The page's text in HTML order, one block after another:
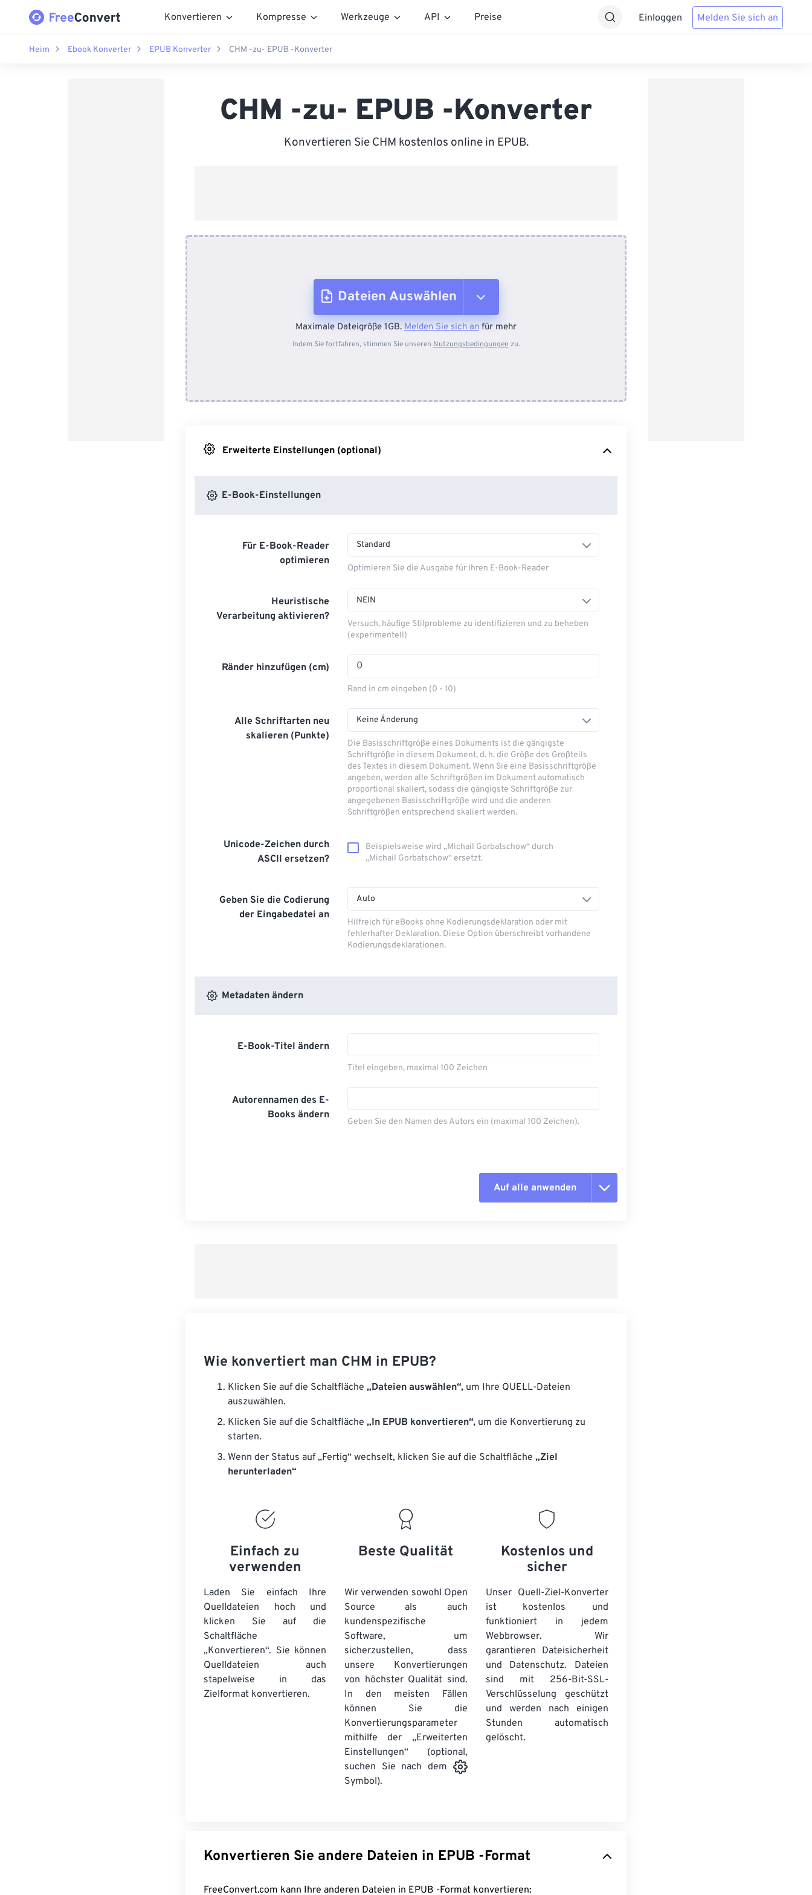
Konvertieren Kompresse Werkzeuge API Preise Einloggen Melden Sie sich an
Heim Ebook Konverter EPUB Konverter CHM -zu- EPUB -Konverter
CHM -zu- EPUB -Konverter
Konvertieren Sie CHM kostenlos online in EPUB.
Dateien Auswählen
Vom Gerät
Maximale Dateigröße 1GB. Melden Sie sich an für mehr
Indem Sie fortfahren, stimmen Sie unseren Nutzungsbedingungen zu.
Erweiterte Einstellungen (optional)
E-Book-Einstellungen
Für E-Book-Reader
optimieren
Standard
Optimieren Sie die Ausgabe für Ihren E-Book-Reader
Heuristische
Verarbeitung aktivieren?
NEIN
Versuch, häufige Stilprobleme zu identifizieren und zu beheben
(experimentell)
Ränder hinzufügen (cm)
Rand in cm eingeben (0 - 10)
Alle Schriftarten neu
skalieren (Punkte)
Keine Änderung
Die Basisschriftgröße eines Dokuments ist die gängigste
Schriftgröße in diesem Dokument, d. h. die Größe des Großteils
des Textes in diesem Dokument. Wenn Sie eine Basisschriftgröße
angeben, werden alle Schriftgrößen im Dokument automatisch
proportional skaliert, sodass die gängigste Schriftgröße zur
angegebenen Basisschriftgröße wird und die anderen
Schriftgrößen entsprechend skaliert werden.
Unicode-Zeichen durch
ASCII ersetzen?
Beispielsweise wird „Michail Gorbatschow“ durch
„Michail Gorbatschow“ ersetzt.
Geben Sie die Codierung
der Eingabedatei an
Auto
Hilfreich für eBooks ohne Kodierungsdeklaration oder mit
fehlerhafter Deklaration. Diese Option überschreibt vorhandene
Kodierungsdeklarationen.
Metadaten ändern
E-Book-Titel ändern
Titel eingeben, maximal 100 Zeichen
Autorennamen des E-
Books ändern
Geben Sie den Namen des Autors ein (maximal 100 Zeichen).
Auf alle anwenden
Wie konvertiert man CHM in EPUB?
Klicken Sie auf die Schaltfläche „Dateien auswählen“, um Ihre QUELL-Dateien
auszuwählen.
Klicken Sie auf die Schaltfläche „In EPUB konvertieren“, um die Konvertierung zu
starten.
Wenn der Status auf „Fertig“ wechselt, klicken Sie auf die Schaltfläche „Ziel
herunterladen“
Einfach zu
verwenden
Laden Sie einfach Ihre
Quelldateien hoch und
klicken Sie auf die
Schaltfläche
„Konvertieren“. Sie können
Quelldateien auch
stapelweise in das
Zielformat konvertieren.
Beste Qualität
Wir verwenden sowohl Open
Source als auch
kundenspezifische
Software, um
sicherzustellen, dass
unsere Konvertierungen
von höchster Qualität sind.
In den meisten Fällen
können Sie die
Konvertierungsparameter
mithilfe der „Erweiterten
Einstellungen“ (optional,
suchen Sie nach dem
Symbol).
Kostenlos und
sicher
Unser Quell-Ziel-Konverter
ist kostenlos und
funktioniert in jedem
Webbrowser. Wir
garantieren Dateisicherheit
und Datenschutz. Dateien
sind mit 256-Bit-SSL-
Verschlüsselung geschützt
und werden nach einigen
Stunden automatisch
gelöscht.
Konvertieren Sie andere Dateien in EPUB -Format
FreeConvert.com kann Ihre anderen Dateien in EPUB -Format konvertieren: